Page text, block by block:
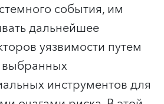
события, им
дальнейшее
уязвимости путем
инструментов для